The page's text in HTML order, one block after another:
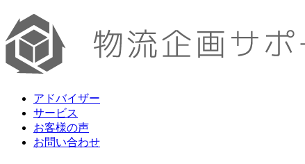
アドバイザー
サービス
お客様の声
お問い合わせ